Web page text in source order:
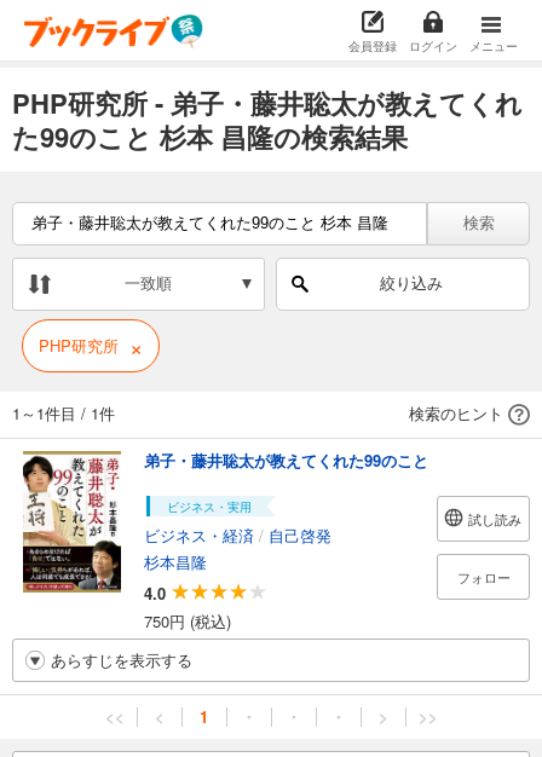
会員登録 ログイン メニュー
PHP研究所 - 弟子・藤井聡太が教えてくれ
た99のこと 杉本 昌隆の検索結果
検索
一致順 絞り込み
PHP研究所 ×
1～1件目 / 1件 検索のヒント
弟子・藤井聡太が教えてくれた99のこと
ビジネス・実用
ビジネス・経済 / 自己啓発
杉本昌隆
4.0
750円 (税込)
試し読み
フォロー
あらすじを表示する
<< < 1 ・ ・ ・ > >>